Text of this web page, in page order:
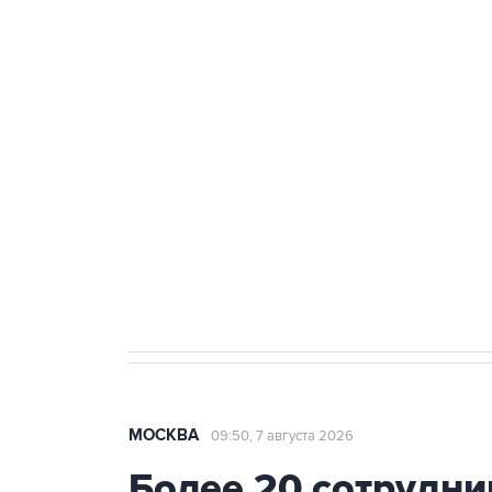
МОСКВА 09:50, 7 августа 2026